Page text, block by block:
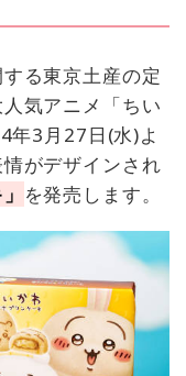
る東京土産の定
人気アニメ「ちい
年3月27日(水)よ
がデザインされ
を発売します。